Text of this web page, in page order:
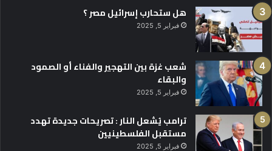
هل ستحارب إسرائيل مصر ؟
فبراير 5, 2025
شعب غزة بين التهجير والفناء أو الصمود
والبقاء
فبراير 5, 2025
ترامب يُشعل النار : تصريحات جديدة تهدد
مستقبل الفلسطينيين
فبراير 5, 2025